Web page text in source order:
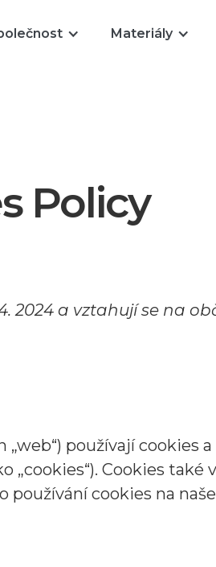
Materiály
Policy
2024 a vztahují se na
„web“) používají cookies
„cookies“). Cookies
cookies na